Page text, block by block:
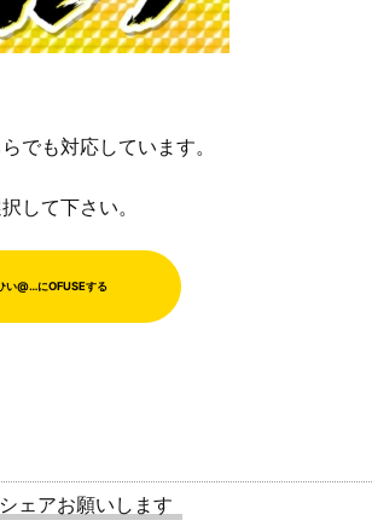
でも対応しています。
して下さい。
ェアお願いします